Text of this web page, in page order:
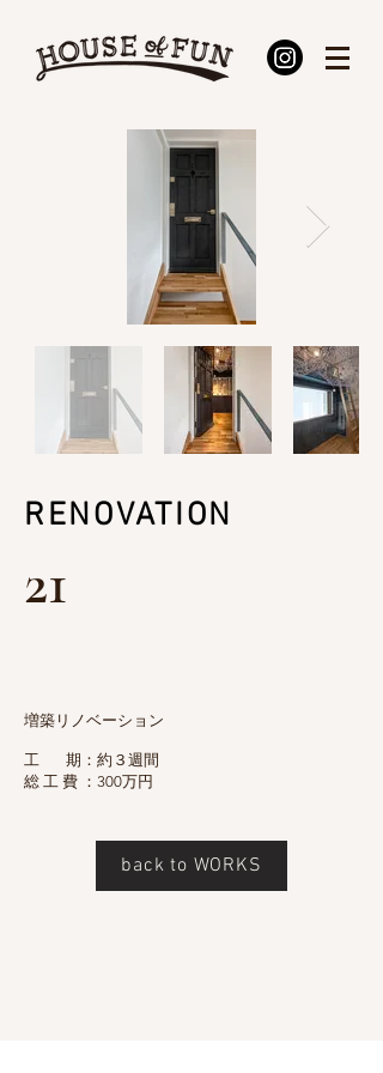
RENOVATION
21
増築リノベーション
工 期：約３週間
総 工 費 ：300万円
back to WORKS